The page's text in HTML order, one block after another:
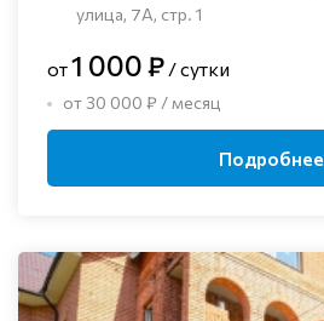
улица, 7А, стр. 1
от1 000 ₽ / сутки
от 30 000 ₽ / месяц
Подробнее